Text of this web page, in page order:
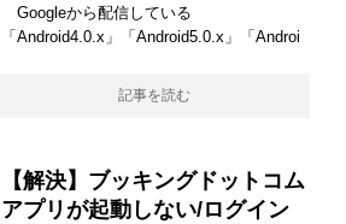
Googleから配信している
「Android4.0.x」「Android5.0.x」「Androi
記事を読む
【解決】ブッキングドットコム
アプリが起動しない/ログイン